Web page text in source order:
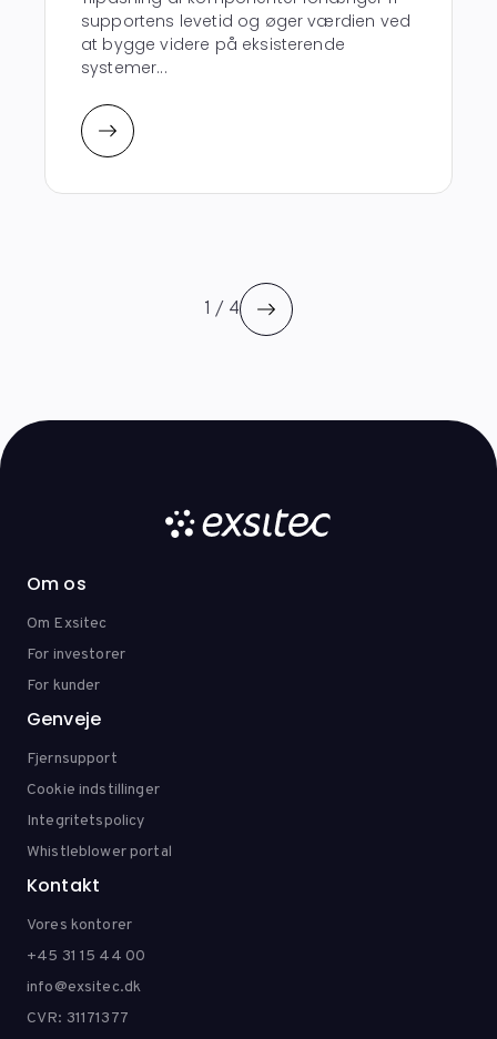
supportens levetid og øger værdien ved
at bygge videre på eksisterende
systemer...
1 / 4
Om os
Om Exsitec
For investorer
For kunder
Genveje
Fjernsupport
Cookie indstillinger
Integritetspolicy
Whistleblower portal
Kontakt
Vores kontorer
+45 31 15 44 00
info@exsitec.dk
CVR: 31171377